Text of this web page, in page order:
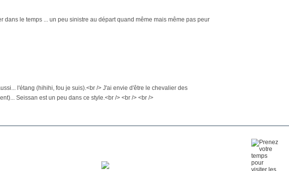
le temps ... un peu sinistre au départ quand même mais même pas peur
l'étang (hihihi, fou je suis).<br /> J'ai envie d'être le chevalier des
Seissan est un peu dans ce style.<br /> <br /> <br />